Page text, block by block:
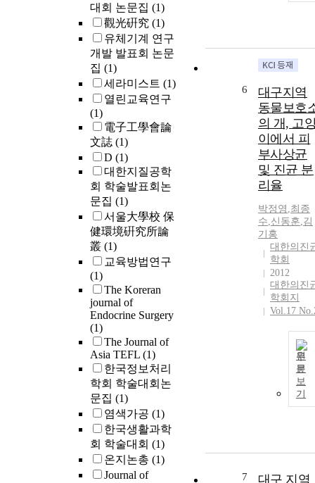
대회 논문집 (1)
觀光硏究 (1)
유체기계 연구
개발 발표회 논문
집 (1)
세라미스트 (1)
열린교육연구
(1)
電子工學會論
文誌 (1)
D (1)
대한지질공학
회 학술발표회논
문집 (1)
서울大學校 保
健環境硏究所論
叢 (1)
교육방법연구
(1)
The Koreran
journal of
Endocrine Surgery
(1)
The Journal of
Asia TEFL (1)
한국정보처리
학회 학술대회논
문집 (1)
염색가공 (1)
한국생활과학
회 학술대회 (1)
온지논총 (1)
Journal of
6
대구지역
동물보호
의 개, 고
이에서 피
부사상균
및 진균 분
리율
박정영 ,최종
수,신동훈,김
기홍
대한의진
학회
2012
대한의진
학회지
Vol.17
원
문
보
기
7
대구 지역